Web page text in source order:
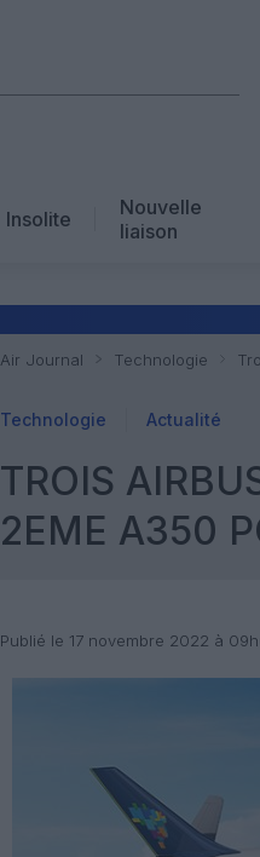
Insolite
Nouvelle
liaison
Air Journal Technologie
Technologie Actualité
TROIS
2EME A350
Publié le 17 novembre 2022 à